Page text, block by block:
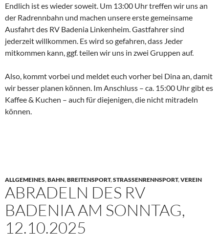
Endlich ist es wieder soweit. Um 13:00 Uhr treffen wir uns an
der Radrennbahn und machen unsere erste gemeinsame
Ausfahrt des RV Badenia Linkenheim. Gastfahrer sind
jederzeit willkommen. Es wird so gefahren, dass Jeder
mitkommen kann, ggf. teilen wir uns in zwei Gruppen auf.
Also, kommt vorbei und meldet euch vorher bei Dina an, damit
wir besser planen können. Im Anschluss – ca. 15:00 Uhr gibt es
Kaffee & Kuchen – auch für diejenigen, die nicht mitradeln
können.
ALLGEMEINES,BAHN,BREITENSPORT,STRASSENRENNSPORT ,VEREIN
ABRADELN DES RV
BADENIA AM SONNTAG,
12.10.2025